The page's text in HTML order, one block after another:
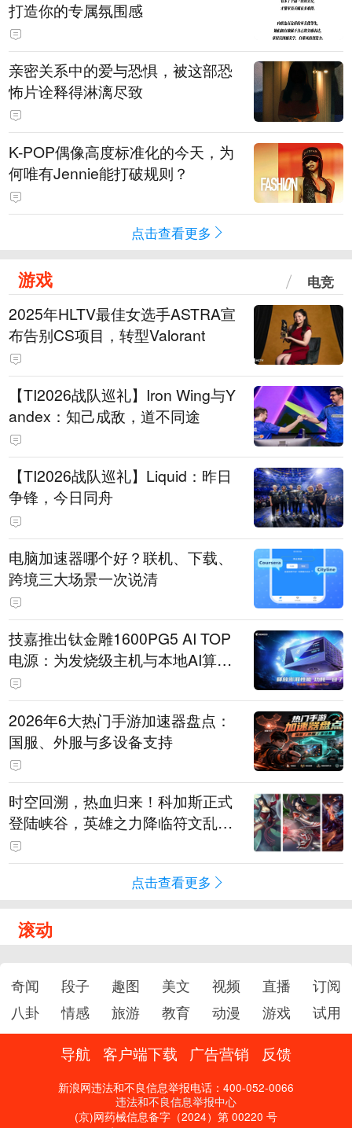
打造你的专属氛围感
亲密关系中的爱与恐惧，被这部恐
怖片诠释得淋漓尽致
K-POP偶像高度标准化的今天，为
何唯有Jennie能打破规则？
点击查看更多
游戏 电竞
2025年HLTV最佳女选手ASTRA宣
布告别CS项目，转型Valorant
【TI2026战队巡礼】Iron Wing与Y
andex：知己成敌，道不同途
【TI2026战队巡礼】Liquid：昨日
争锋，今日同舟
电脑加速器哪个好？联机、下载、
跨境三大场景一次说清
技嘉推出钛金雕1600PG5 AI TOP
电源：为发烧级主机与本地AI算力
打造旗舰供电方案
2026年6大热门手游加速器盘点：
国服、外服与多设备支持
时空回溯，热血归来！科加斯正式
登陆峡谷，英雄之力降临符文乱
斗！
点击查看更多
滚动
奇闻 段子 趣图 美文 视频 直播
订阅
八卦
情感 旅游 教育 动漫 游戏 试用
导航 客户端下载 广告营销 反馈
新浪网违法和不良信息举报电话：400-052-0066
违法和不良信息举报中心
(京)网药械信息备字（2024）第 00220 号